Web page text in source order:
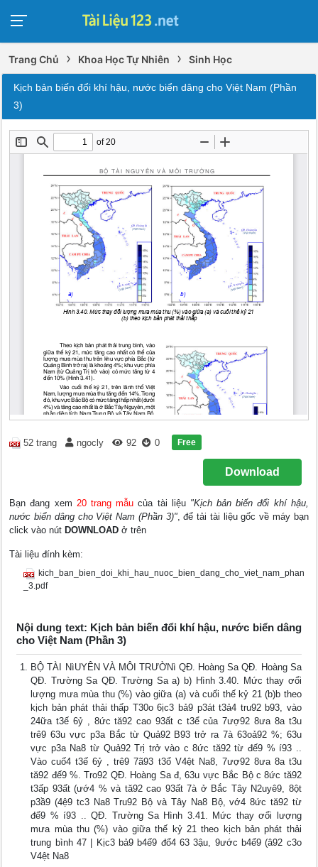
Trang Chủ › Khoa Học Tự Nhiên › Sinh Học
Kịch bản biến đổi khí hậu, nước biển dâng cho Việt Nam (Phần
3)
52 trang ngocly 92 0 Free
Download
Bạn đang xem 20 trang mẫu của tài liệu "Kịch bản biến đổi khí hậu,
nước biển dâng cho Việt Nam (Phần 3)", để tải tài liệu gốc về máy bạn
click vào nút DOWNLOAD ở trên
Tài liệu đính kèm:
kich_ban_bien_doi_khi_hau_nuoc_bien_dang_cho_viet_nam_phan
_3.pdf
Nội dung text: Kịch bản biến đổi khí hậu, nước biển dâng
cho Việt Nam (Phần 3)
BỘ TÀI NìUYÊN VÀ MÔI TRƯỜNì QĐ. Hoàng Sa QĐ. Hoàng Sa
QĐ. Trường Sa QĐ. Trường Sa a) b) Hình 3.40. Mức thay ơổi
lượng mưa mùa thu (%) vào giữa (a) và cuối thế kỷ 21 (b)b theo
kịch bản phát thải thấp T30o 6ịc3 bả9 p3át t3ả4 tru92 b93, vào
24ữa t3ế 6ỷ , 8ức tă92 cao 93ất c t3ể của 7ượ92 8ưa 8a t3u
trê9 63u vực p3a Bắc từ Quả92 B93 trở ra 7à 63oả92 %; 63u
vực p3a Na8 từ Quả92 Trị trở vào c 8ức tă92 từ đế9 % í93 ..
Vào cuố4 t3ế 6ỷ , trê9 7ã93 t3ổ V4ệt Na8, 7ượ92 8ưa 8a t3u
tă92 đế9 %. Tro92 QĐ. Hoàng Sa đ, 63u vực Bắc Bộ c 8ức tă92
t3ấp 93ất (ướ4 % và tă92 cao 93ất 7à ở Bắc Tây N2uyê9, 8ột
p3ầ9 (4ệ9 tc3 Na8 Tru92 Bộ và Tây Na8 Bộ, vớ4 8ức tă92 từ
đế9 % í93 .. QĐ. Trường Sa Hình 3.41. Mức thay ơổi lượng
mưa mùa thu (%) vào giữa thế kỷ 21 theo kịch bản phát thải
trung bình 47 | Kịc3 bả9 b4ế9 đổ4 63 3ậu, 9ước b4ể9 (â92 c3o
V4ệt Na8